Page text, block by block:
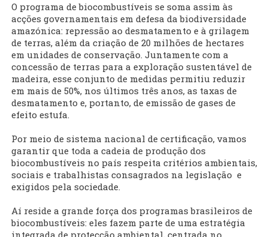
O programa de biocombustíveis se soma assim às
acções governamentais em defesa da biodiversidade
amazónica: repressão ao desmatamento e à grilagem
de terras, além da criação de 20 milhões de hectares
em unidades de conservação. Juntamente com a
concessão de terras para a exploração sustentável de
madeira, esse conjunto de medidas permitiu reduzir
em mais de 50%, nos últimos três anos, as taxas de
desmatamento e, portanto, de emissão de gases de
efeito estufa.
Por meio de sistema nacional de certificação, vamos
garantir que toda a cadeia de produção dos
biocombustíveis no país respeita critérios ambientais,
sociais e trabalhistas consagrados na legislação e
exigidos pela sociedade.
Aí reside a grande força dos programas brasileiros de
biocombustíveis: eles fazem parte de uma estratégia